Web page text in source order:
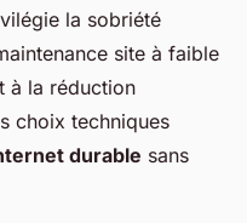
la sobriété
site à faible
à la réduction
choix techniques
durable sans